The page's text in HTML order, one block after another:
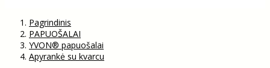
Pagrindinis
PAPUOŠALAI
YVON® papuošalai
Apyrankė su kvarcu